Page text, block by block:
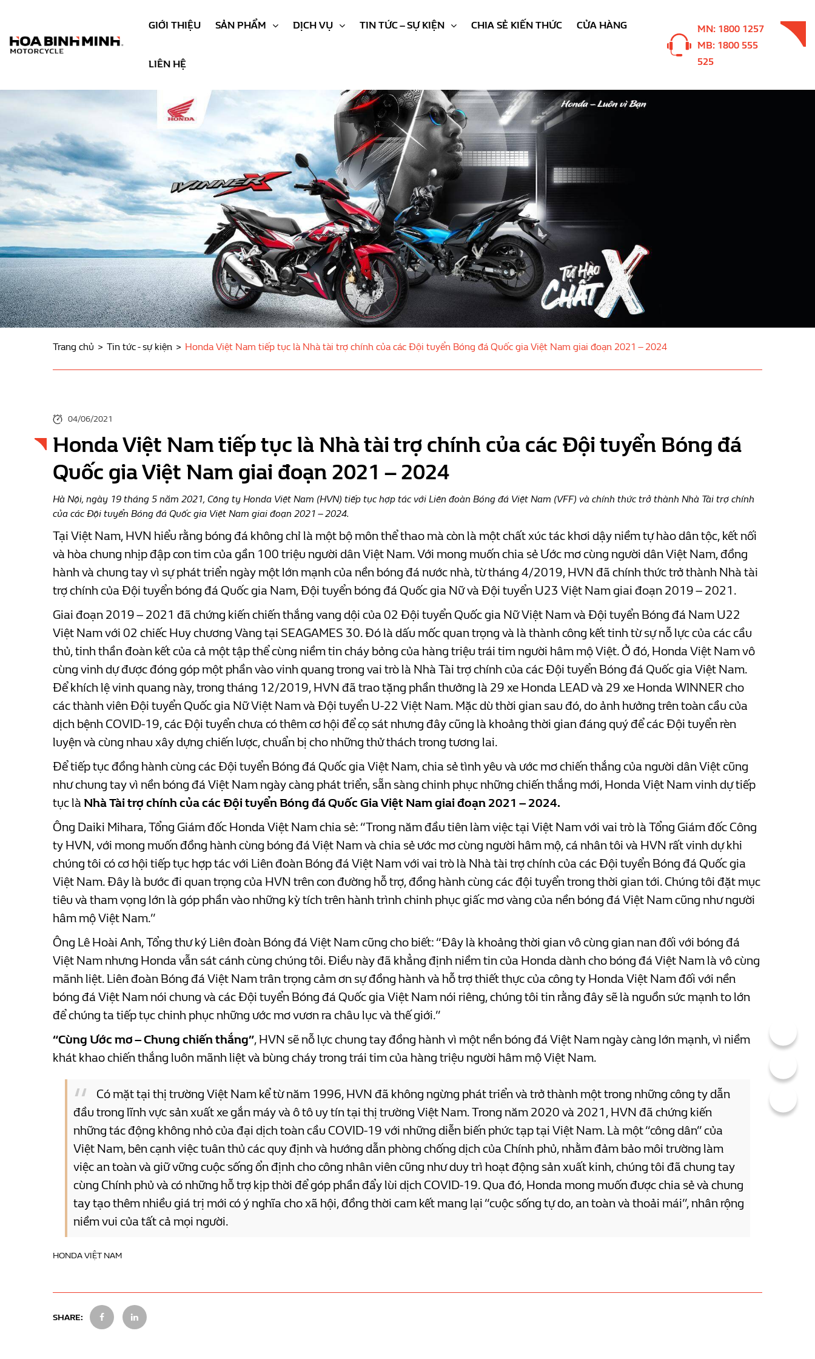
GIỚI THIỆU SẢN PHẨM DỊCH VỤ TIN TỨC – SỰ KIỆN CHIA SẺ KIẾN THỨC CỬA HÀNG
LIÊN HỆ
MN: 1800 1257
MB: 1800 555
525
Trang chủ Tin tức - sự kiện Honda Việt Nam tiếp tục là Nhà tài trợ chính của các Đội tuyển Bóng đá Quốc gia Việt Nam giai đoạn 2021 – 2024
04/06/2021
Honda Việt Nam tiếp tục là Nhà tài trợ chính của các Đội tuyển Bóng đá
Quốc gia Việt Nam giai đoạn 2021 – 2024
Hà Nội, ngày 19 tháng 5 năm 2021, Công ty Honda Việt Nam (HVN) tiếp tục hợp tác với Liên đoàn Bóng đá Việt Nam (VFF) và chính thức trở thành Nhà Tài trợ chính
của các Đội tuyển Bóng đá Quốc gia Việt Nam giai đoạn 2021 – 2024.
Tại Việt Nam, HVN hiểu rằng bóng đá không chỉ là một bộ môn thể thao mà còn là một chất xúc tác khơi dậy niềm tự hào dân tộc, kết nối
và hòa chung nhịp đập con tim của gần 100 triệu người dân Việt Nam. Với mong muốn chia sẻ Ước mơ cùng người dân Việt Nam, đồng
hành và chung tay vì sự phát triển ngày một lớn mạnh của nền bóng đá nước nhà, từ tháng 4/2019, HVN đã chính thức trở thành Nhà tài
trợ chính của Đội tuyển bóng đá Quốc gia Nam, Đội tuyển bóng đá Quốc gia Nữ và Đội tuyển U23 Việt Nam giai đoạn 2019 – 2021.
Giai đoạn 2019 – 2021 đã chứng kiến chiến thắng vang dội của 02 Đội tuyển Quốc gia Nữ Việt Nam và Đội tuyển Bóng đá Nam U22
Việt Nam với 02 chiếc Huy chương Vàng tại SEAGAMES 30. Đó là dấu mốc quan trọng và là thành công kết tinh từ sự nỗ lực của các cầu
thủ, tinh thần đoàn kết của cả một tập thể cùng niềm tin cháy bỏng của hàng triệu trái tim người hâm mộ Việt. Ở đó, Honda Việt Nam vô
cùng vinh dự được đóng góp một phần vào vinh quang trong vai trò là Nhà Tài trợ chính của các Đội tuyển Bóng đá Quốc gia Việt Nam.
Để khích lệ vinh quang này, trong tháng 12/2019, HVN đã trao tặng phần thưởng là 29 xe Honda LEAD và 29 xe Honda WINNER cho
các thành viên Đội tuyển Quốc gia Nữ Việt Nam và Đội tuyển U-22 Việt Nam. Mặc dù thời gian sau đó, do ảnh hưởng trên toàn cầu của
dịch bệnh COVID-19, các Đội tuyển chưa có thêm cơ hội để cọ sát nhưng đây cũng là khoảng thời gian đáng quý để các Đội tuyển rèn
luyện và cùng nhau xây dựng chiến lược, chuẩn bị cho những thử thách trong tương lai.
Để tiếp tục đồng hành cùng các Đội tuyển Bóng đá Quốc gia Việt Nam, chia sẻ tình yêu và ước mơ chiến thắng của người dân Việt cũng
như chung tay vì nền bóng đá Việt Nam ngày càng phát triển, sẵn sàng chinh phục những chiến thắng mới, Honda Việt Nam vinh dự tiếp
tục là Nhà Tài trợ chính của các Đội tuyển Bóng đá Quốc Gia Việt Nam giai đoạn 2021 – 2024.
Ông Daiki Mihara, Tổng Giám đốc Honda Việt Nam chia sẻ: “Trong năm đầu tiên làm việc tại Việt Nam với vai trò là Tổng Giám đốc Công
ty HVN, với mong muốn đồng hành cùng bóng đá Việt Nam và chia sẻ ước mơ cùng người hâm mộ, cá nhân tôi và HVN rất vinh dự khi
chúng tôi có cơ hội tiếp tục hợp tác với Liên đoàn Bóng đá Việt Nam với vai trò là Nhà tài trợ chính của các Đội tuyển Bóng đá Quốc gia
Việt Nam. Đây là bước đi quan trọng của HVN trên con đường hỗ trợ, đồng hành cùng các đội tuyển trong thời gian tới. Chúng tôi đặt mục
tiêu và tham vọng lớn là góp phần vào những kỳ tích trên hành trình chinh phục giấc mơ vàng của nền bóng đá Việt Nam cũng như người
hâm mộ Việt Nam.”
Ông Lê Hoài Anh, Tổng thư ký Liên đoàn Bóng đá Việt Nam cũng cho biết: “Đây là khoảng thời gian vô cùng gian nan đối với bóng đá
Việt Nam nhưng Honda vẫn sát cánh cùng chúng tôi. Điều này đã khẳng định niềm tin của Honda dành cho bóng đá Việt Nam là vô cùng
mãnh liệt. Liên đoàn Bóng đá Việt Nam trân trọng cảm ơn sự đồng hành và hỗ trợ thiết thực của công ty Honda Việt Nam đối với nền
bóng đá Việt Nam nói chung và các Đội tuyển Bóng đá Quốc gia Việt Nam nói riêng, chúng tôi tin rằng đây sẽ là nguồn sức mạnh to lớn
để chúng ta tiếp tục chinh phục những ước mơ vươn ra châu lục và thế giới.”
“Cùng Ước mơ – Chung chiến thắng”, HVN sẽ nỗ lực chung tay đồng hành vì một nền bóng đá Việt Nam ngày càng lớn mạnh, vì niềm
khát khao chiến thắng luôn mãnh liệt và bùng cháy trong trái tim của hàng triệu người hâm mộ Việt Nam.
Có mặt tại thị trường Việt Nam kể từ năm 1996, HVN đã không ngừng phát triển và trở thành một trong những công ty dẫn
đầu trong lĩnh vực sản xuất xe gắn máy và ô tô uy tín tại thị trường Việt Nam. Trong năm 2020 và 2021, HVN đã chứng kiến
những tác động không nhỏ của đại dịch toàn cầu COVID-19 với những diễn biến phức tạp tại Việt Nam. Là một “công dân” của
Việt Nam, bên cạnh việc tuân thủ các quy định và hướng dẫn phòng chống dịch của Chính phủ, nhằm đảm bảo môi trường làm
việc an toàn và giữ vững cuộc sống ổn định cho công nhân viên cũng như duy trì hoạt động sản xuất kinh, chúng tôi đã chung tay
cùng Chính phủ và có những hỗ trợ kịp thời để góp phần đẩy lùi dịch COVID-19. Qua đó, Honda mong muốn được chia sẻ và chung
tay tạo thêm nhiều giá trị mới có ý nghĩa cho xã hội, đồng thời cam kết mang lại “cuộc sống tự do, an toàn và thoải mái”, nhân rộng
niềm vui của tất cả mọi người.
HONDA VIỆT NAM
SHARE: